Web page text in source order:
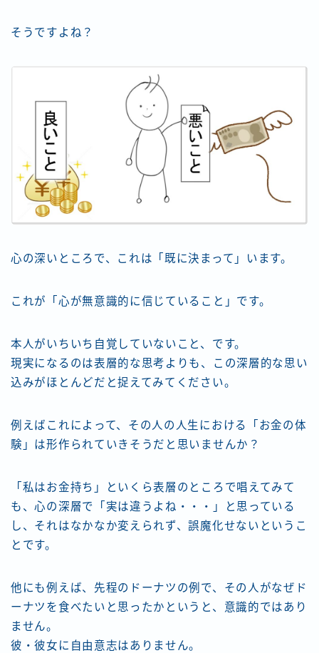
そうですよね？
心の深いところで、これは「既に決まって」います。
これが「心が無意識的に信じていること」です。
本人がいちいち自覚していないこと、です。
現実になるのは表層的な思考よりも、この深層的な思い
込みがほとんどだと捉えてみてください。
例えばこれによって、その人の人生における「お金の体
験」は形作られていきそうだと思いませんか？
「私はお金持ち」といくら表層のところで唱えてみて
も、心の深層で「実は違うよね・・・」と思っている
し、それはなかなか変えられず、誤魔化せないというこ
とです。
他にも例えば、先程のドーナツの例で、その人がなぜド
ーナツを食べたいと思ったかというと、意識的ではあり
ません。
彼・彼女に自由意志はありません。